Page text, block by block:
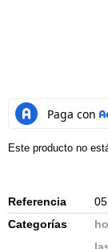
Este producto no
Referencia
Categorías